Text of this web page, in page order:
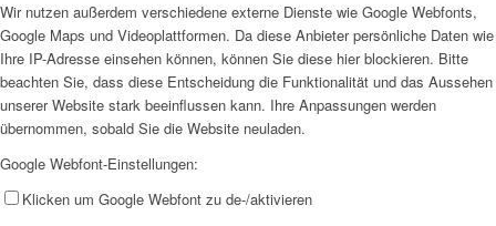
Wir nutzen außerdem verschiedene externe Dienste wie Google Webfonts,
Google Maps und Videoplattformen. Da diese Anbieter persönliche Daten wie
Ihre IP-Adresse einsehen können, können Sie diese hier blockieren. Bitte
beachten Sie, dass diese Entscheidung die Funktionalität und das Aussehen
unserer Website stark beeinflussen kann. Ihre Anpassungen werden
übernommen, sobald Sie die Website neuladen.
Google Webfont-Einstellungen:
Klicken um Google Webfont zu de-/aktivieren